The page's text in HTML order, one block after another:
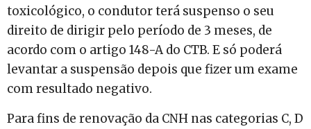
toxicológico, o condutor terá suspenso o seu
direito de dirigir pelo período de 3 meses, de
acordo com o artigo 148-A do CTB. E só poderá
levantar a suspensão depois que fizer um exame
com resultado negativo.
Para fins de renovação da CNH nas categorias C, D